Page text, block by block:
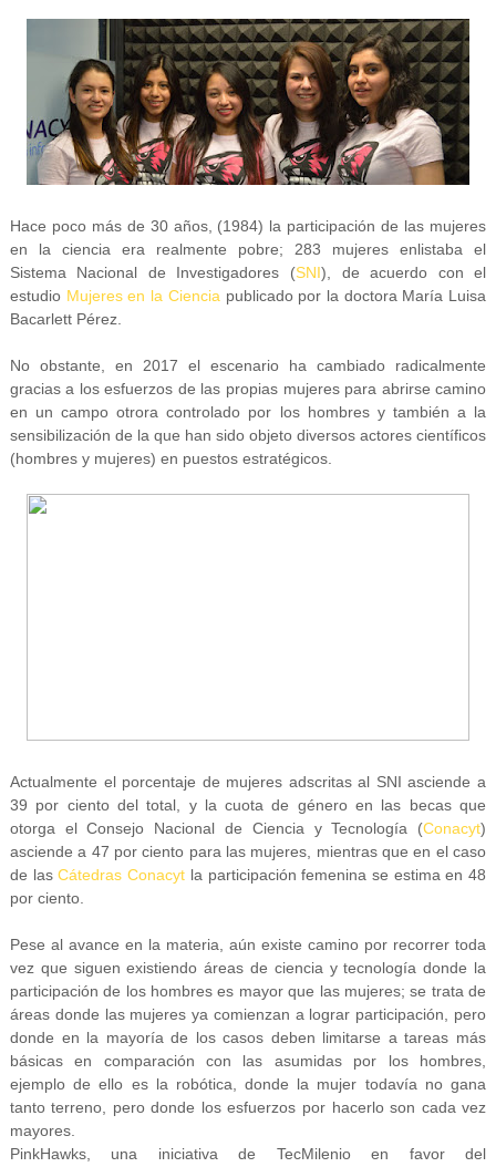
Hace poco más de 30 años, (1984) la participación de las mujeres
en la ciencia era realmente pobre; 283 mujeres enlistaba el
Sistema Nacional de Investigadores (SNI), de acuerdo con el
estudio Mujeres en la Ciencia publicado por la doctora María Luisa
Bacarlett Pérez.
No obstante, en 2017 el escenario ha cambiado radicalmente
gracias a los esfuerzos de las propias mujeres para abrirse camino
en un campo otrora controlado por los hombres y también a la
sensibilización de la que han sido objeto diversos actores científicos
(hombres y mujeres) en puestos estratégicos.
Actualmente el porcentaje de mujeres adscritas al SNI asciende a
39 por ciento del total, y la cuota de género en las becas que
otorga el Consejo Nacional de Ciencia y Tecnología (Conacyt)
asciende a 47 por ciento para las mujeres, mientras que en el caso
de lasCátedras Conacyt la participación femenina se estima en 48
por ciento.
Pese al avance en la materia, aún existe camino por recorrer toda
vez que siguen existiendo áreas de ciencia y tecnología donde la
participación de los hombres es mayor que las mujeres; se trata de
áreas donde las mujeres ya comienzan a lograr participación, pero
donde en la mayoría de los casos deben limitarse a tareas más
básicas en comparación con las asumidas por los hombres,
ejemplo de ello es la robótica, donde la mujer todavía no gana
tanto terreno, pero donde los esfuerzos por hacerlo son cada vez
mayores.
PinkHawks, una iniciativa de TecMilenio en favor del